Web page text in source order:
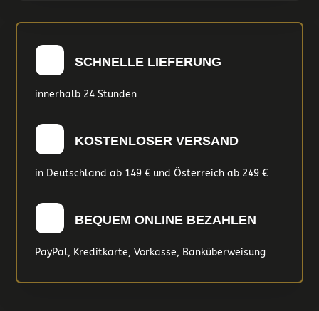
SCHNELLE LIEFERUNG
innerhalb 24 Stunden
KOSTENLOSER VERSAND
in Deutschland ab 149 € und Österreich ab 249 €
BEQUEM ONLINE BEZAHLEN
PayPal, Kreditkarte, Vorkasse, Banküberweisung